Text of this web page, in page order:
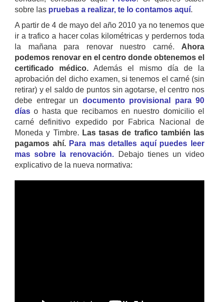
sobre las pruebas a realizar, te lo contamos aquí.
A partir de 4 de mayo del año 2010 ya no tenemos que
ir a trafico a hacer colas kilométricas y perdernos toda
la mañana para renovar nuestro carné. Ahora
podemos renovar en el centro donde obtenemos el
certificado médico. Además el mismo día de la
aprobación del dicho examen, si tenemos el carné (sin
retirar) y el saldo de puntos sin agotarse, el centro nos
debe entregar un documento provisional para 90
días o hasta que recibamos en nuestro domicilio el
carné definitivo expedido por Fabrica Nacional de
Moneda y Timbre. Las tasas de trafico también las
pagamos ahí. Para mas detalles aquí puedes leer
mas sobre la renovación. Debajo tienes un video
explicativo de la nueva normativa: